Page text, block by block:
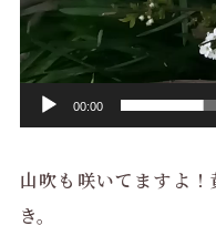
00:00
山吹も咲いてますよ
き。